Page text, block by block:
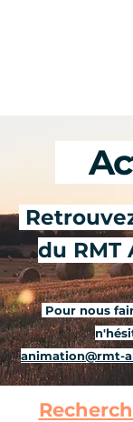
du RMT
Pour nous
animation@rmt-